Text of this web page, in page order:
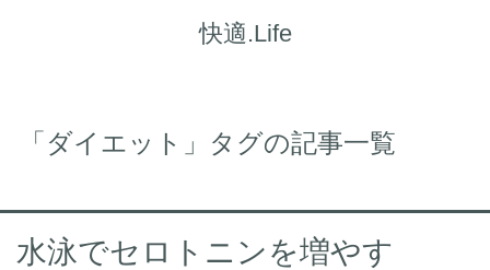
快適.Life
「ダイエット」タグの記事一覧
水泳でセロトニンを増やす